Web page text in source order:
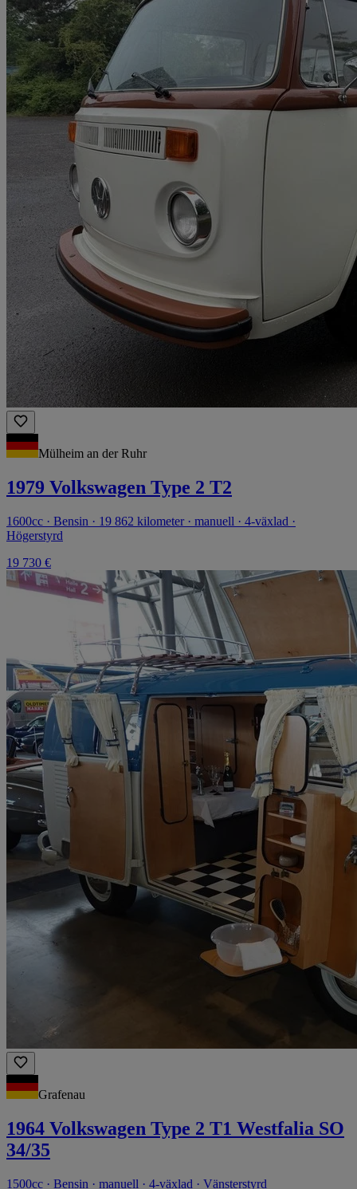
Mülheim an der Ruhr
1979 Volkswagen Type 2 T2
1600cc · Bensin · 19 862 kilometer · manuell · 4-växlad ·
Högerstyrd
19 730 €
Grafenau
1964 Volkswagen Type 2 T1 Westfalia SO
34/35
1500cc · Bensin · manuell · 4-växlad · Vänsterstyrd